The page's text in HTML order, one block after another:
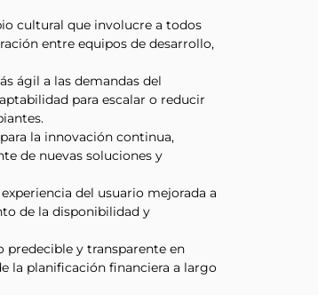
cultural que involucre a todos
entre equipos de desarrollo,
ágil a las demandas del
para escalar o reducir
la innovación continua,
de nuevas soluciones y
del usuario mejorada a
de la disponibilidad y
predecible y transparente en
la planificación financiera a largo